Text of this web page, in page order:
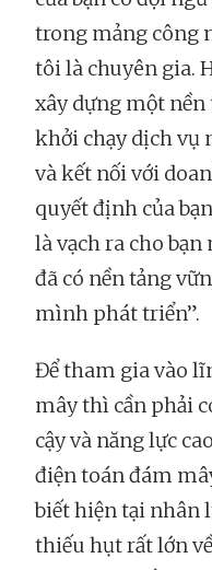
trong mảng công
tôi là chuyên gia.
xây dựng một nền
khởi chạy dịch vụ
và kết nối với
quyết định của
là vạch ra cho
đã có nền tảng
mình phát triển”.
Để tham gia vào
mây thì cần phải
cậy và năng lực
điện toán đám
biết hiện tại nhân
thiếu hụt rất lớn